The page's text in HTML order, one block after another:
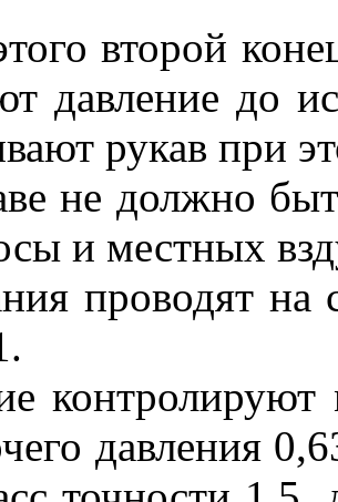
второй
давление до
рукав при
не должно
и местных
проводят на
давления